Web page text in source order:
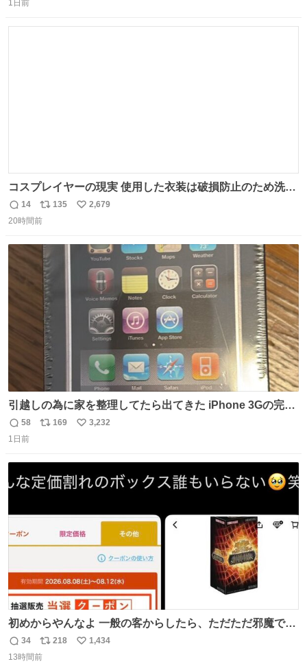
信
1日前
コスプレイヤーの現実 使用した衣装は破損防止のため洗濯
機に入れられないので、大体こんな感じで浸け置きした後
に手洗い…
返
信
14
リ
ポ
ト
数
135
い
2,679
20時間前
引越しの為に家を整理してたら出てきた iPhone 3Gの完全
未開封品 かなり前に楽天だかで買った多分未使用のデモ機
で-が出るのだと思うんだよね ヤフオクで売れてない190万
返
信
58
リ
ト
数
169
い
数
3,232
1日前
初めからやんなよ 一般の客からしたら、ただただ邪魔でし
かないのよ
返
信
34
リ
ポ
218
い
1,434
13時間前